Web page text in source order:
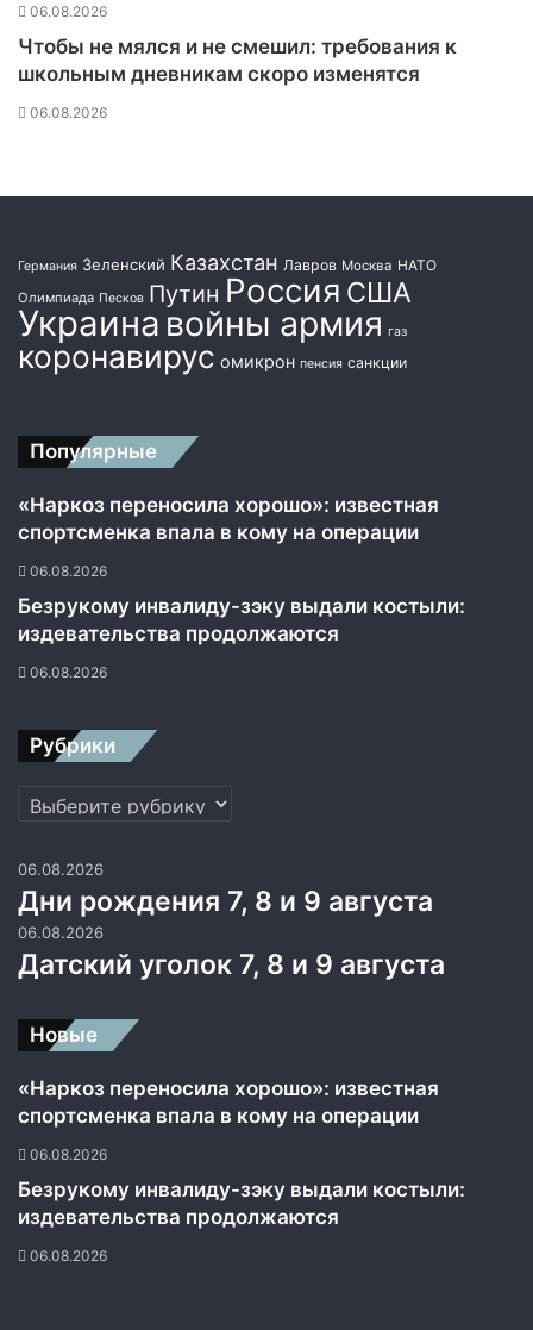
с
н
а
и
б
а
к
л
ь
ы
м
и
в
й
и
06.08.2026
Чтобы не мялся и не смешил: требования к
школьным дневникам скоро изменятся
06.08.2026
Германия Зеленский Казахстан Лавров Москва НАТО
Олимпиада Песков Путин Россия США
Украина войны армия газ
коронавирус омикрон пенсия санкции
Популярные
«Наркоз переносила хорошо»: известная
спортсменка впала в кому на операции
06.08.2026
Безрукому инвалиду-зэку выдали костыли:
издевательства продолжаются
06.08.2026
Рубрики
Рубрики
06.08.2026
Дни рождения 7, 8 и 9 августа
06.08.2026
Датский уголок 7, 8 и 9 августа
Новые
«Наркоз переносила хорошо»: известная
спортсменка впала в кому на операции
06.08.2026
Безрукому инвалиду-зэку выдали костыли:
издевательства продолжаются
06.08.2026